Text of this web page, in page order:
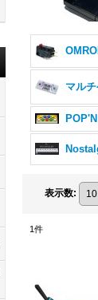
表示数:
1件